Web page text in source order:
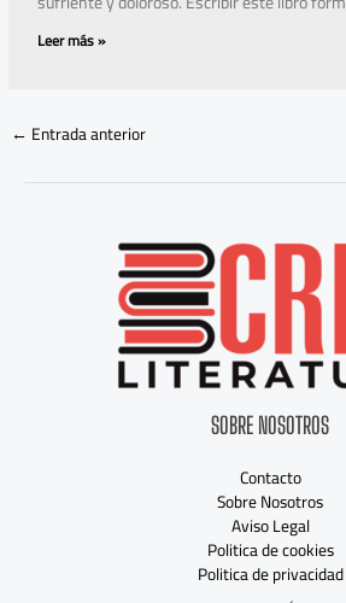
Leer más »
← Entrada anterior
SOBRE NOSOTROS
Contacto
Sobre Nosotros
Aviso Legal
Politica de cookies
Politica de privacidad